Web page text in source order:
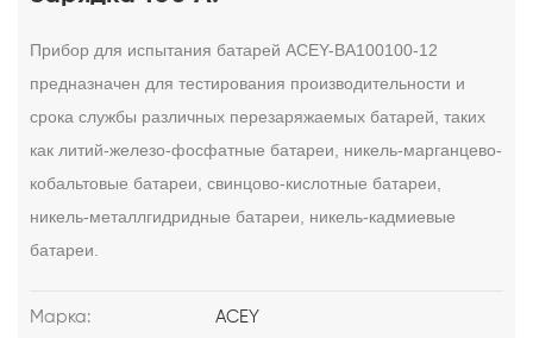
Прибор для испытания батарей ACEY-BA100100-12
предназначен для тестирования производительности и
срока службы различных перезаряжаемых батарей, таких
как литий-железо-фосфатные батареи, никель-марганцево-
кобальтовые батареи, свинцово-кислотные батареи,
никель-металлгидридные батареи, никель-кадмиевые
батареи.
Марка: ACEY